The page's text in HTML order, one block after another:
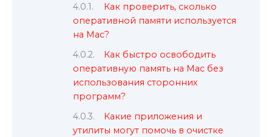
Как проверить, сколько
оперативной памяти используется
на Mac?
Как быстро освободить
оперативную память на Mac без
использования сторонних
программ?
Какие приложения и
утилиты могут помочь в очистке